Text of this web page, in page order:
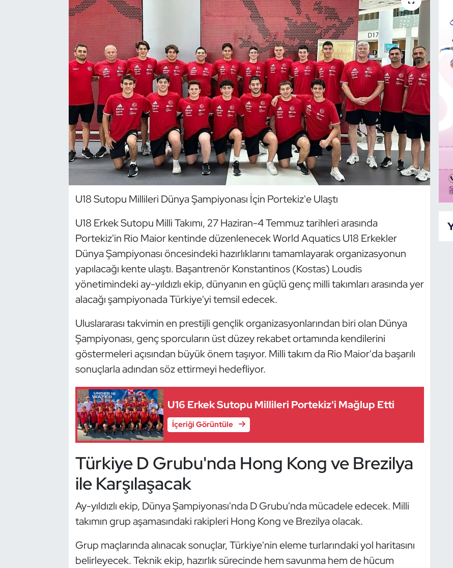
U18 Sutopu Millileri Dünya Şampiyonası İçin Portekiz'e Ulaştı
U18 Erkek Sutopu Milli Takımı, 27 Haziran-4 Temmuz tarihleri arasında
Portekiz'in Rio Maior kentinde düzenlenecek World Aquatics U18 Erkekler
Dünya Şampiyonası öncesindeki hazırlıklarını tamamlayarak organizasyonun
yapılacağı kente ulaştı. Başantrenör Konstantinos (Kostas) Loudis
yönetimindeki ay-yıldızlı ekip, dünyanın en güçlü genç milli takımları arasında yer
alacağı şampiyonada Türkiye'yi temsil edecek.
Uluslararası takvimin en prestijli gençlik organizasyonlarından biri olan Dünya
Şampiyonası, genç sporcuların üst düzey rekabet ortamında kendilerini
göstermeleri açısından büyük önem taşıyor. Milli takım da Rio Maior'da başarılı
sonuçlarla adından söz ettirmeyi hedefliyor.
U16 Erkek Sutopu Millileri Portekiz'i Mağlup Etti
İçeriği Görüntüle
Türkiye D Grubu'nda Hong Kong ve Brezilya
ile Karşılaşacak
Ay-yıldızlı ekip, Dünya Şampiyonası'nda D Grubu'nda mücadele edecek. Milli
takımın grup aşamasındaki rakipleri Hong Kong ve Brezilya olacak.
Grup maçlarında alınacak sonuçlar, Türkiye'nin eleme turlarındaki yol haritasını
belirleyecek. Teknik ekip, hazırlık sürecinde hem savunma hem de hücum
Buz Pateni
Çim Hokeyi
Cimnastik
Dans Sporları
Dövüş Sanatı
Hava Sporları